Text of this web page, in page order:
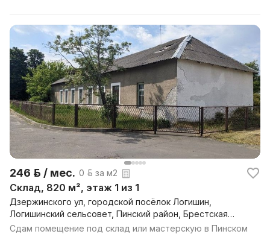
246 р. / мес. 0 р. за м2
Склад, 820 м², этаж 1 из 1
Дзержинского ул, городской посёлок Логишин,
Логишинский сельсовет, Пинский район, Брестская
обл.
Сдам помещение под склад или мастерскую в Пинском